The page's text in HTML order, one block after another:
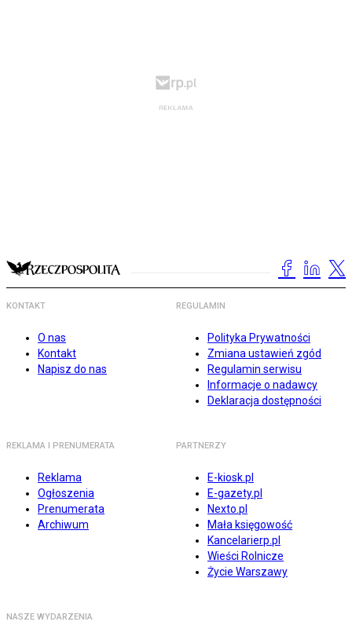
KONTAKT
O nas
Kontakt
Napisz do nas
REGULAMIN
Polityka Prywatności
Zmiana ustawień zgód
Regulamin serwisu
Informacje o nadawcy
Deklaracja dostępności
REKLAMA I PRENUMERATA
Reklama
Ogłoszenia
Prenumerata
Archiwum
PARTNERZY
E-kiosk.pl
E-gazety.pl
Nexto.pl
Mała księgowość
Kancelarierp.pl
Wieści Rolnicze
Życie Warszawy
NASZE WYDARZENIA